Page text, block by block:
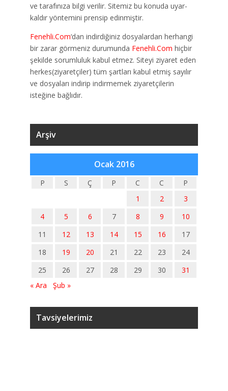
ve tarafınıza bilgi verilir. Sitemiz bu konuda uyar-
kaldır yöntemini prensip edinmiştir.
Fenehli.Com‘dan indirdiğiniz dosyalardan herhangi
bir zarar görmeniz durumunda Fenehli.Com hiçbir
şekilde sorumluluk kabul etmez. Siteyi ziyaret eden
herkes(ziyaretçiler) tüm şartları kabul etmiş sayılır
ve dosyaları indirip indirmemek ziyaretçilerin
isteğine bağlıdır.
Arşiv
Ocak 2016
P S Ç P C C
P
1
2
3
4
5 6 7 8 9
10
11
12 13 14 15 16
17
18
19 20 21 22 23
24
25
26 27 28 29 30
31
« Ara
Şub »
Tavsiyelerimiz